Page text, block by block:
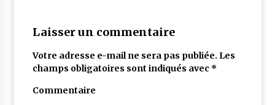
Laisser un commentaire
Votre adresse e-mail ne sera pas publiée. Les
champs obligatoires sont indiqués avec *
Commentaire